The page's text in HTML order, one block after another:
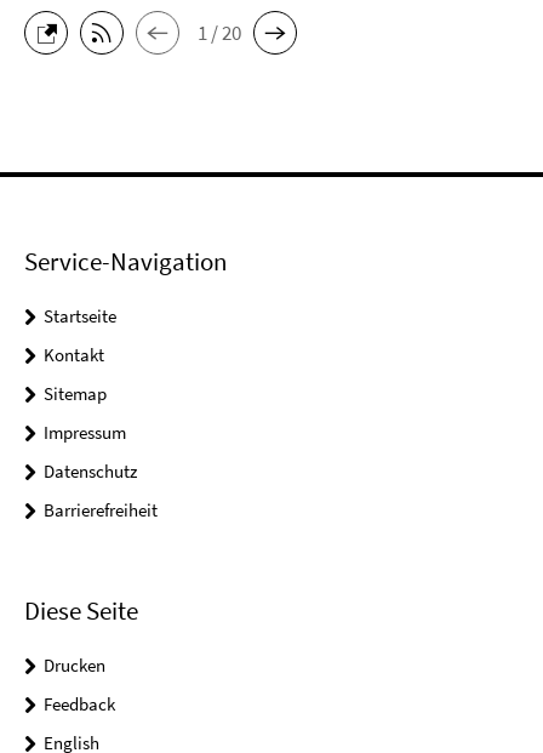
1 / 20
Service-Navigation
Startseite
Kontakt
Sitemap
Impressum
Datenschutz
Barrierefreiheit
Diese Seite
Drucken
Feedback
English